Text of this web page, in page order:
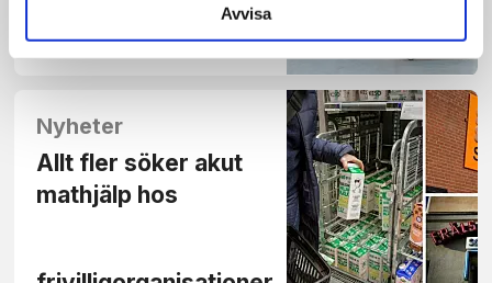
Avvisa
Nyheter
Allt fler söker akut
mathjälp hos